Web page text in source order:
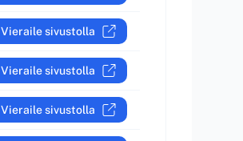
Vieraile sivustolla
Vieraile sivustolla
Vieraile sivustolla